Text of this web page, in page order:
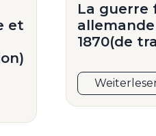
et
La guerre
1870(de